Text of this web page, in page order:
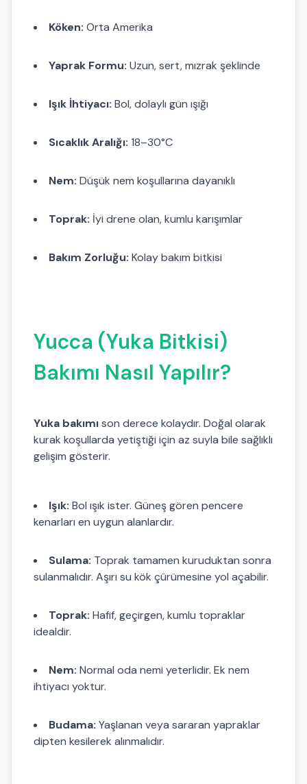
Köken: Orta Amerika
Yaprak Formu: Uzun, sert, mızrak şeklinde
Işık İhtiyacı: Bol, dolaylı gün ışığı
Sıcaklık Aralığı: 18–30°C
Nem: Düşük nem koşullarına dayanıklı
Toprak: İyi drene olan, kumlu karışımlar
Bakım Zorluğu: Kolay bakım bitkisi
Yucca (Yuka Bitkisi)
Bakımı Nasıl Yapılır?
Yuka bakımıson derece kolaydır. Doğal olarak
kurak koşullarda yetiştiği için az suyla bile sağlıklı
gelişim gösterir.
Işık: Bol ışık ister. Güneş gören pencere
kenarları en uygun alanlardır.
Sulama: Toprak tamamen kuruduktan sonra
sulanmalıdır. Aşırı su kök çürümesine yol açabilir.
Toprak: Hafif, geçirgen, kumlu topraklar
idealdir.
Nem: Normal oda nemi yeterlidir. Ek nem
ihtiyacı yoktur.
Budama: Yaşlanan veya sararan yapraklar
dipten kesilerek alınmalıdır.